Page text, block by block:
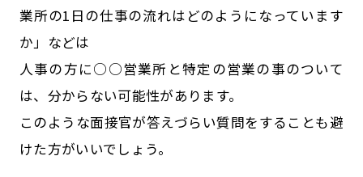
業所の1日の仕事の流れはどのようになっています
か」などは
人事の方に○○営業所と特定の営業の事のついて
は、分からない可能性があります。
このような面接官が答えづらい質問をすることも避
けた方がいいでしょう。